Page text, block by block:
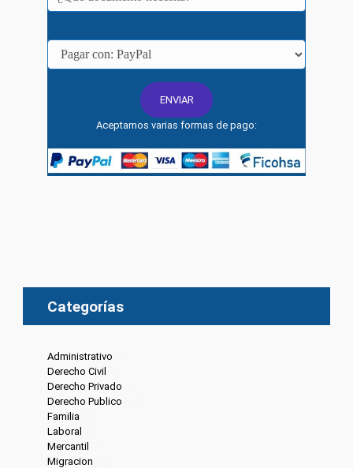
Aceptamos varias formas de pago:
Categorías
Administrativo
Derecho Civil
Derecho Privado
Derecho Publico
Familia
Laboral
Mercantil
Migracion